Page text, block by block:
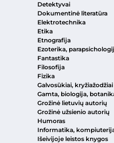
Detektyvai
Dokumentinė literatūra
Elektrotechnika
Etika
Etnografija
Ezoterika,
Fantastika
Filosofija
Fizika
Galvosūkiai, kryžiažodžiai
Gamta, biologija,
Grožinė lietuvių autorių
Grožinė užsienio autorių
Humoras
Informatika,
Išeivijoje leistos knygos